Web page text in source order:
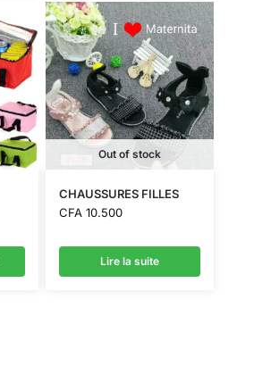
Out of stock
CHAUSSURES FILLES
CFA10.500
Lire la suite